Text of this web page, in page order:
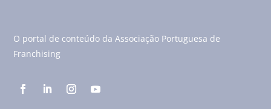
O portal de conteúdo da Associação Portuguesa de
Franchising